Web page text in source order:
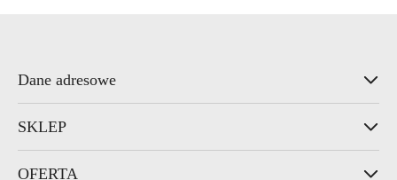
Dane adresowe
SKLEP
OFERTA